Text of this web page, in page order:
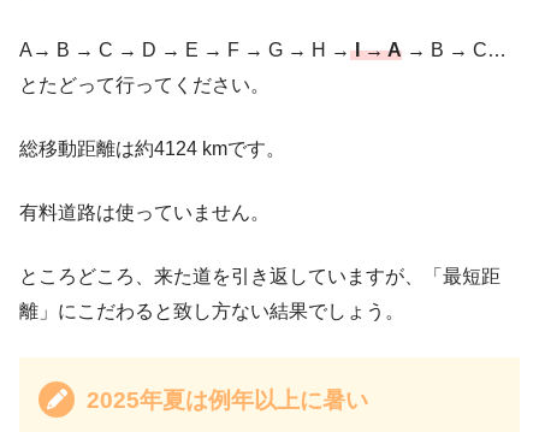
A→ B → C → D → E → F → G → H →I → A → B → C…
とたどって行ってください。
総移動距離は約4124 kmです。
有料道路は使っていません。
ところどころ、来た道を引き返していますが、「最短距
離」にこだわると致し方ない結果でしょう。
2025年夏は例年以上に暑い